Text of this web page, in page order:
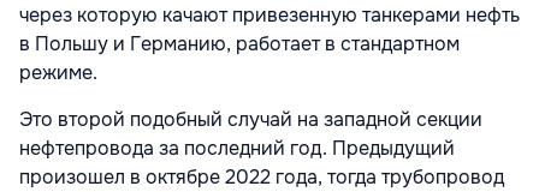
через которую качают привезенную танкерами нефть
в Польшу и Германию, работает в стандартном
режиме.
Это второй подобный случай на западной секции
нефтепровода за последний год. Предыдущий
произошел в октябре 2022 года, тогда трубопровод